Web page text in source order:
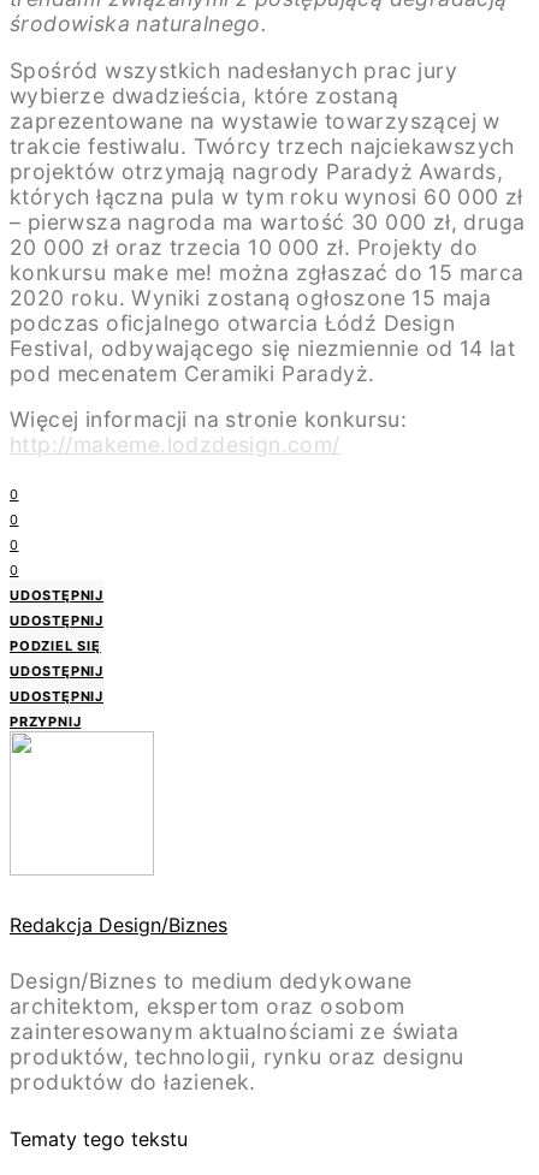
środowiska naturalnego.
Spośród wszystkich nadesłanych prac jury
wybierze dwadzieścia, które zostaną
zaprezentowane na wystawie towarzyszącej w
trakcie festiwalu. Twórcy trzech najciekawszych
projektów otrzymają nagrody Paradyż Awards,
których łączna pula w tym roku wynosi 60 000 zł
– pierwsza nagroda ma wartość 30 000 zł, druga
20 000 zł oraz trzecia 10 000 zł. Projekty do
konkursu make me! można zgłaszać do 15 marca
2020 roku. Wyniki zostaną ogłoszone 15 maja
podczas oficjalnego otwarcia Łódź Design
Festival, odbywającego się niezmiennie od 14 lat
pod mecenatem Ceramiki Paradyż.
Więcej informacji na stronie konkursu:
http://makeme.lodzdesign.com/
0
0
0
0
UDOSTĘPNIJ
UDOSTĘPNIJ
PODZIEL SIĘ
UDOSTĘPNIJ
UDOSTĘPNIJ
PRZYPNIJ
Redakcja Design/Biznes
Design/Biznes to medium dedykowane
architektom, ekspertom oraz osobom
zainteresowanym aktualnościami ze świata
produktów, technologii, rynku oraz designu
produktów do łazienek.
Tematy tego tekstu